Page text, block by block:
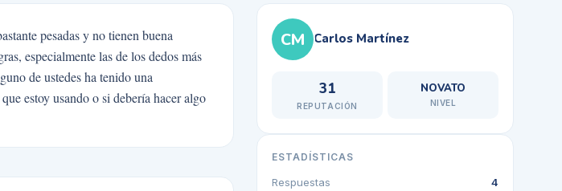
pesadas y no tienen buena
especialmente las de los dedos más
de ustedes ha tenido una
estoy usando o si debería hacer algo
CM Carlos Martínez
31
REPUTACIÓN
NOVATO
NIVEL
ESTADÍSTICAS
Respuestas
4